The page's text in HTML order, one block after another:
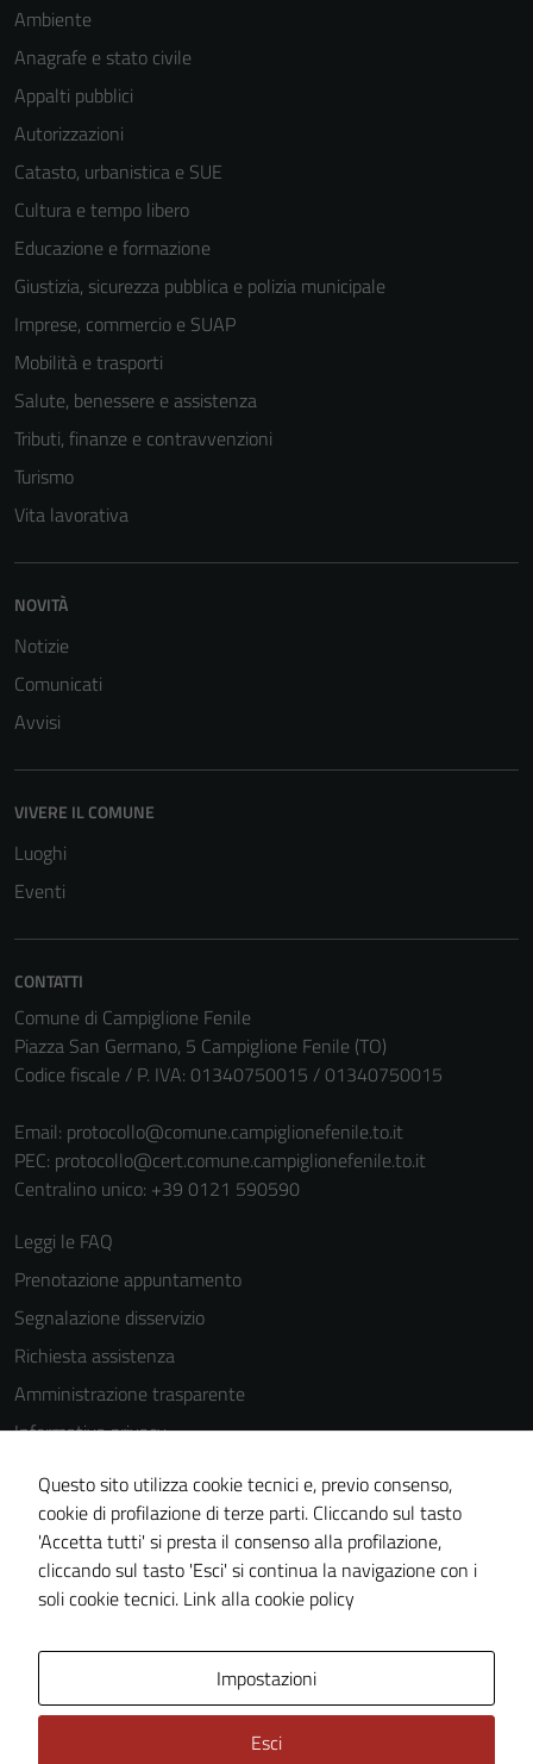
Ambiente
Anagrafe e stato civile
Appalti pubblici
Autorizzazioni
Catasto, urbanistica e SUE
Cultura e tempo libero
Educazione e formazione
Giustizia, sicurezza pubblica e polizia municipale
Imprese, commercio e SUAP
Mobilità e trasporti
Salute, benessere e assistenza
Tributi, finanze e contravvenzioni
Turismo
Vita lavorativa
NOVITÀ
Notizie
Comunicati
Avvisi
VIVERE IL COMUNE
Luoghi
Eventi
CONTATTI
Comune di Campiglione Fenile
Piazza San Germano, 5 Campiglione Fenile (TO)
Codice fiscale / P. IVA: 01340750015 / 01340750015
Email: protocollo@comune.campiglionefenile.to.it
PEC: protocollo@cert.comune.campiglionefenile.to.it
Centralino unico: +39 0121 590590
Leggi le FAQ
Prenotazione appuntamento
Segnalazione disservizio
Richiesta assistenza
Amministrazione trasparente
Informativa privacy
Cookie Policy
Note legali
Dichiarazione di accessibilità
Piano di miglioramento del sito
Questo sito utilizza cookie tecnici e, previo consenso,
cookie di profilazione di terze parti. Cliccando sul tasto
'Accetta tutti' si presta il consenso alla profilazione,
cliccando sul tasto 'Esci' si continua la navigazione con i
soli cookie tecnici. Link alla cookie policy
Impostazioni
Esci
sono necessari
Questi cookie